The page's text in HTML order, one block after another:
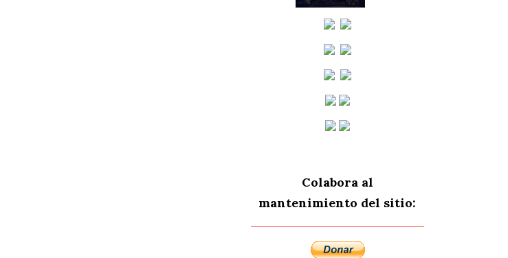
Colabora al
mantenimiento del sitio: